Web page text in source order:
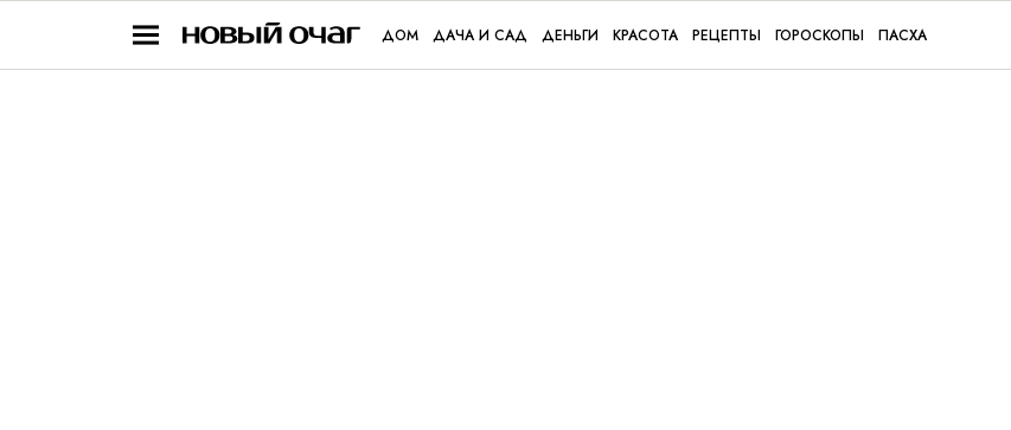
ДОМ ДАЧА И САД ДЕНЬГИ КРАСОТА РЕЦЕПТЫ ГОРОСКОПЫ ПАСХА